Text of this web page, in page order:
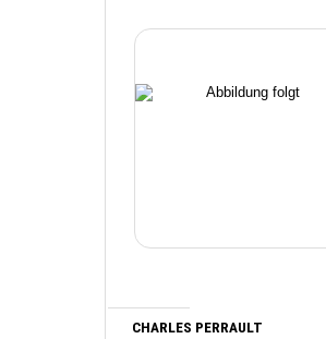
CHARLES PERRAULT